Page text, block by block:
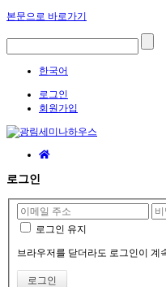
본문으로 바로가기
한국어
로그인
회원가입
로그인
로그인 유지
브라우저를 닫더라도 로그인이 계